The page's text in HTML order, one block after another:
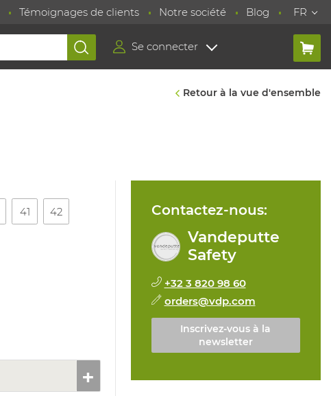
Témoignages de clients Notre société Blog FR
Se connecter
Retour à la vue d'ensemble
41 42 Contactez-nous:
Vandeputte
Safety
+32 3 820 98 60
orders@vdp.com
Inscrivez-vous à la
newsletter